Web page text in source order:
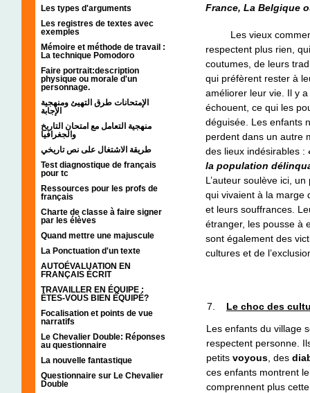
Les types d'arguments
Les registres de textes avec
exemples
Mémoire et méthode de travail :
La technique Pomodoro
Faire portrait:description
physique ou morale d'un
personnage.
الإمتحانات طرق التهيئ ومنهجية
الإجابة
منهجية التعامل مع امتحان التاريخ
والجغرافيا
طريقة الاشتغال على نص تاريخي
Test diagnostique de français
pour tc
Ressources pour les profs de
français
Charte de classe à faire signer
par les élèves
Quand mettre une majuscule
La Ponctuation d'un texte
AUTOÉVALUATION EN
FRANÇAIS ÉCRIT
TRAVAILLER EN ÉQUIPE :
ÊTES-VOUS BIEN ÉQUIPÉ?
Focalisation et points de vue
narratifs
Le Chevalier Double: Réponses
au questionnaire
La nouvelle fantastique
Questionnaire sur Le Chevalier
Double
France, La Belgique
Les vieux
respectent plus rien,
coutumes, de leurs
qui préfèrent rester à
améliorer leur vie. Il y
échouent, ce qui les
déguisée. Les enfants
perdent dans un autre
des lieux indésirables :
la population
L’auteur soulève ici,
qui vivaient à la marge
et leurs souffrances.
étranger, les pousse à
sont également des
cultures et de
Le choc des
Les enfants du village
respectent personne.
petits voyous , des
ces enfants montrent
comprennent plus